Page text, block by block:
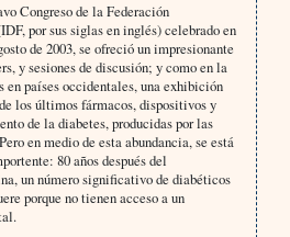
Congreso de la Federación
por sus siglas en inglés) celebrado en
de 2003, se ofreció un impresionante
y sesiones de discusión; y como en la
en países occidentales, una exhibición
los últimos fármacos, dispositivos y
de la diabetes, producidas por las
en medio de esta abundancia, se está
80 años después del
un número significativo de diabéticos
porque no tienen acceso a un